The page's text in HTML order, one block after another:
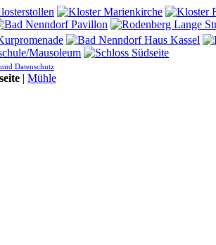
Datenschutz
| Mühle